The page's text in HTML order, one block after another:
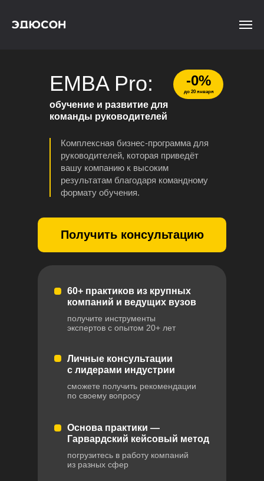
EMBA Pro:
60+ практиков из крупных
компаний и ведущих вузов
Основа практики —
Гарвардский кейсовый метод
Личные консультации
с лидерами индустрии
обучение и развитие для
команды руководителей
получите инструменты
экспертов с опытом 20+ лет
погрузитесь в работу компаний
из разных сфер
сможете получить рекомендации
по своему вопросу
Комплексная бизнес-программа для
руководителей, которая приведёт
вашу компанию к высоким
результатам благодаря командному
формату обучения.
до 20 января
-0%
Получить консультацию